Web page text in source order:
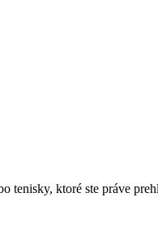
ktoré ste práve